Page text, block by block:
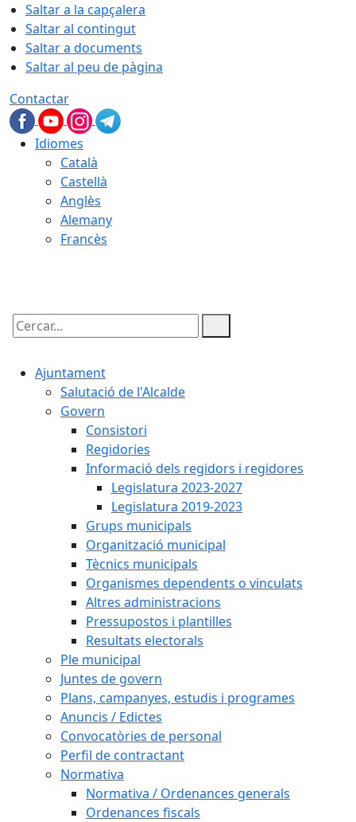
Saltar a la capçalera
Saltar al contingut
Saltar a documents
Saltar al peu de pàgina
Contactar
Idiomes
Català
Castellà
Anglès
Alemany
Francès
Cercar:
Ajuntament
Salutació de l'Alcalde
Govern
Consistori
Regidories
Informació dels regidors i regidores
Legislatura 2023-2027
Legislatura 2019-2023
Grups municipals
Organització municipal
Tècnics municipals
Organismes dependents o vinculats
Altres administracions
Pressupostos i plantilles
Resultats electorals
Ple municipal
Juntes de govern
Plans, campanyes, estudis i programes
Anuncis / Edictes
Convocatòries de personal
Perfil de contractant
Normativa
Normativa / Ordenances generals
Ordenances fiscals